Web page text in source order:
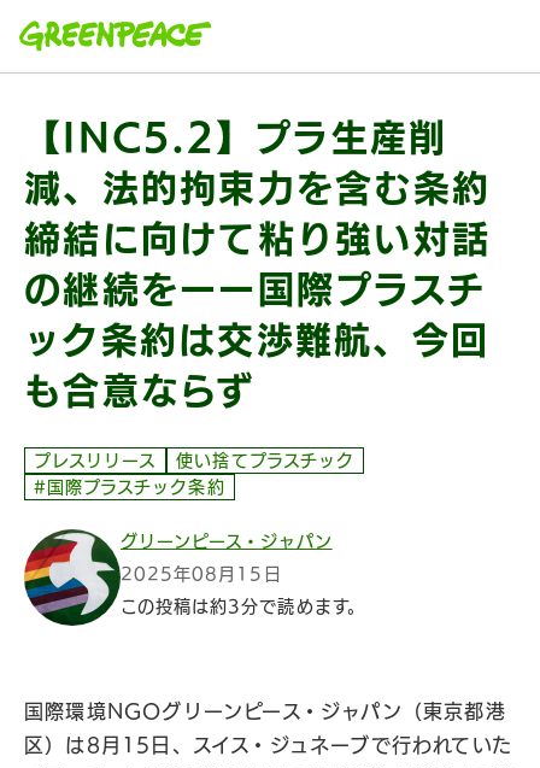
【INC5.2】プラ生産削
減、法的拘束力を含む条約
締結に向けて粘り強い対話
の継続をーー国際プラスチ
ック条約は交渉難航、今回
も合意ならず
プレスリリース
使い捨てプラスチック
#国際プラスチック条約
グリーンピース・ジャパン
2025年08月15日
この投稿は約3分で読めます。
国際環境NGOグリーンピース・ジャパン（東京都港
区）は8月15日、スイス・ジュネーブで行われていた